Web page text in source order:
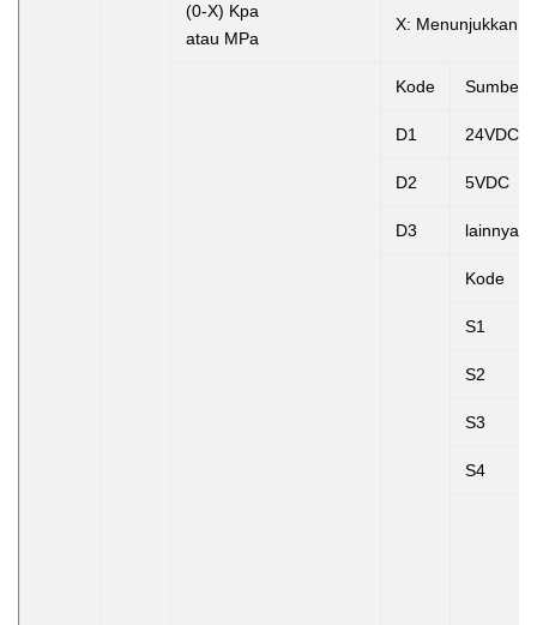
(0-X) Kpa
atau MPa
X: Menunjukkan
Kode Sumber
D1 24VDC
D2 5VDC
D3 lainnya
Kode
S1
S2
S3
S4